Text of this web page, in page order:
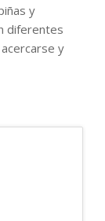
y
diferentes
y